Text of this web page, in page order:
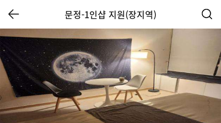
문정-1인샵 지원(장지역)